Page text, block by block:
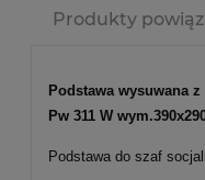
Produkty
Podstawa wysuwana
Pw 311 W
Podstawa do szaf